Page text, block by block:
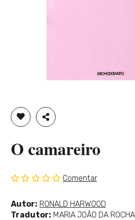
ADICIONAR À LISTA DE DESEJOS
PARTILHAR
O camareiro
classificação
Comentar
Autor: Ver
mais
RONALD HARWOOD
Tradutor: MARIA JOÃO DA